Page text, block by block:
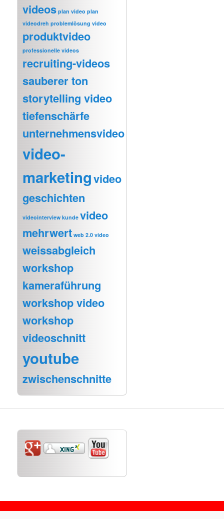
videos plan video plan
videodreh problemlösung video
produktvideo
professionelle videos
recruiting-videos
sauberer ton
storytelling video
tiefenschärfe
unternehmensvideo
video-
marketingvideo
geschichten
videointerview kunde video
mehrwert web 2.0 video
weissabgleich
workshop
kameraführung
workshop video
workshop
videoschnitt
youtube
zwischenschnitte